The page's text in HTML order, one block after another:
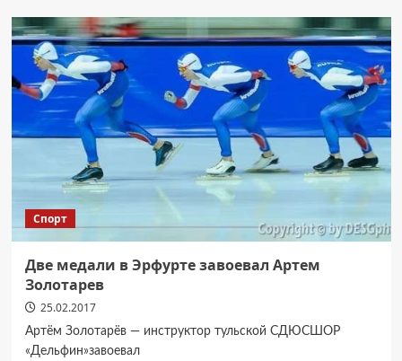
Спорт
Две медали в Эрфурте завоевал Артем
Золотарев
25.02.2017
Артём Золотарёв — инструктор тульской СДЮСШОР
«Дельфин»завоевал